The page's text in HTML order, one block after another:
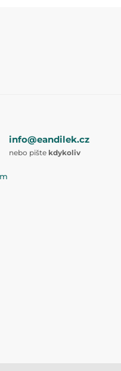
info@eandilek.cz
nebo pište kdykoliv